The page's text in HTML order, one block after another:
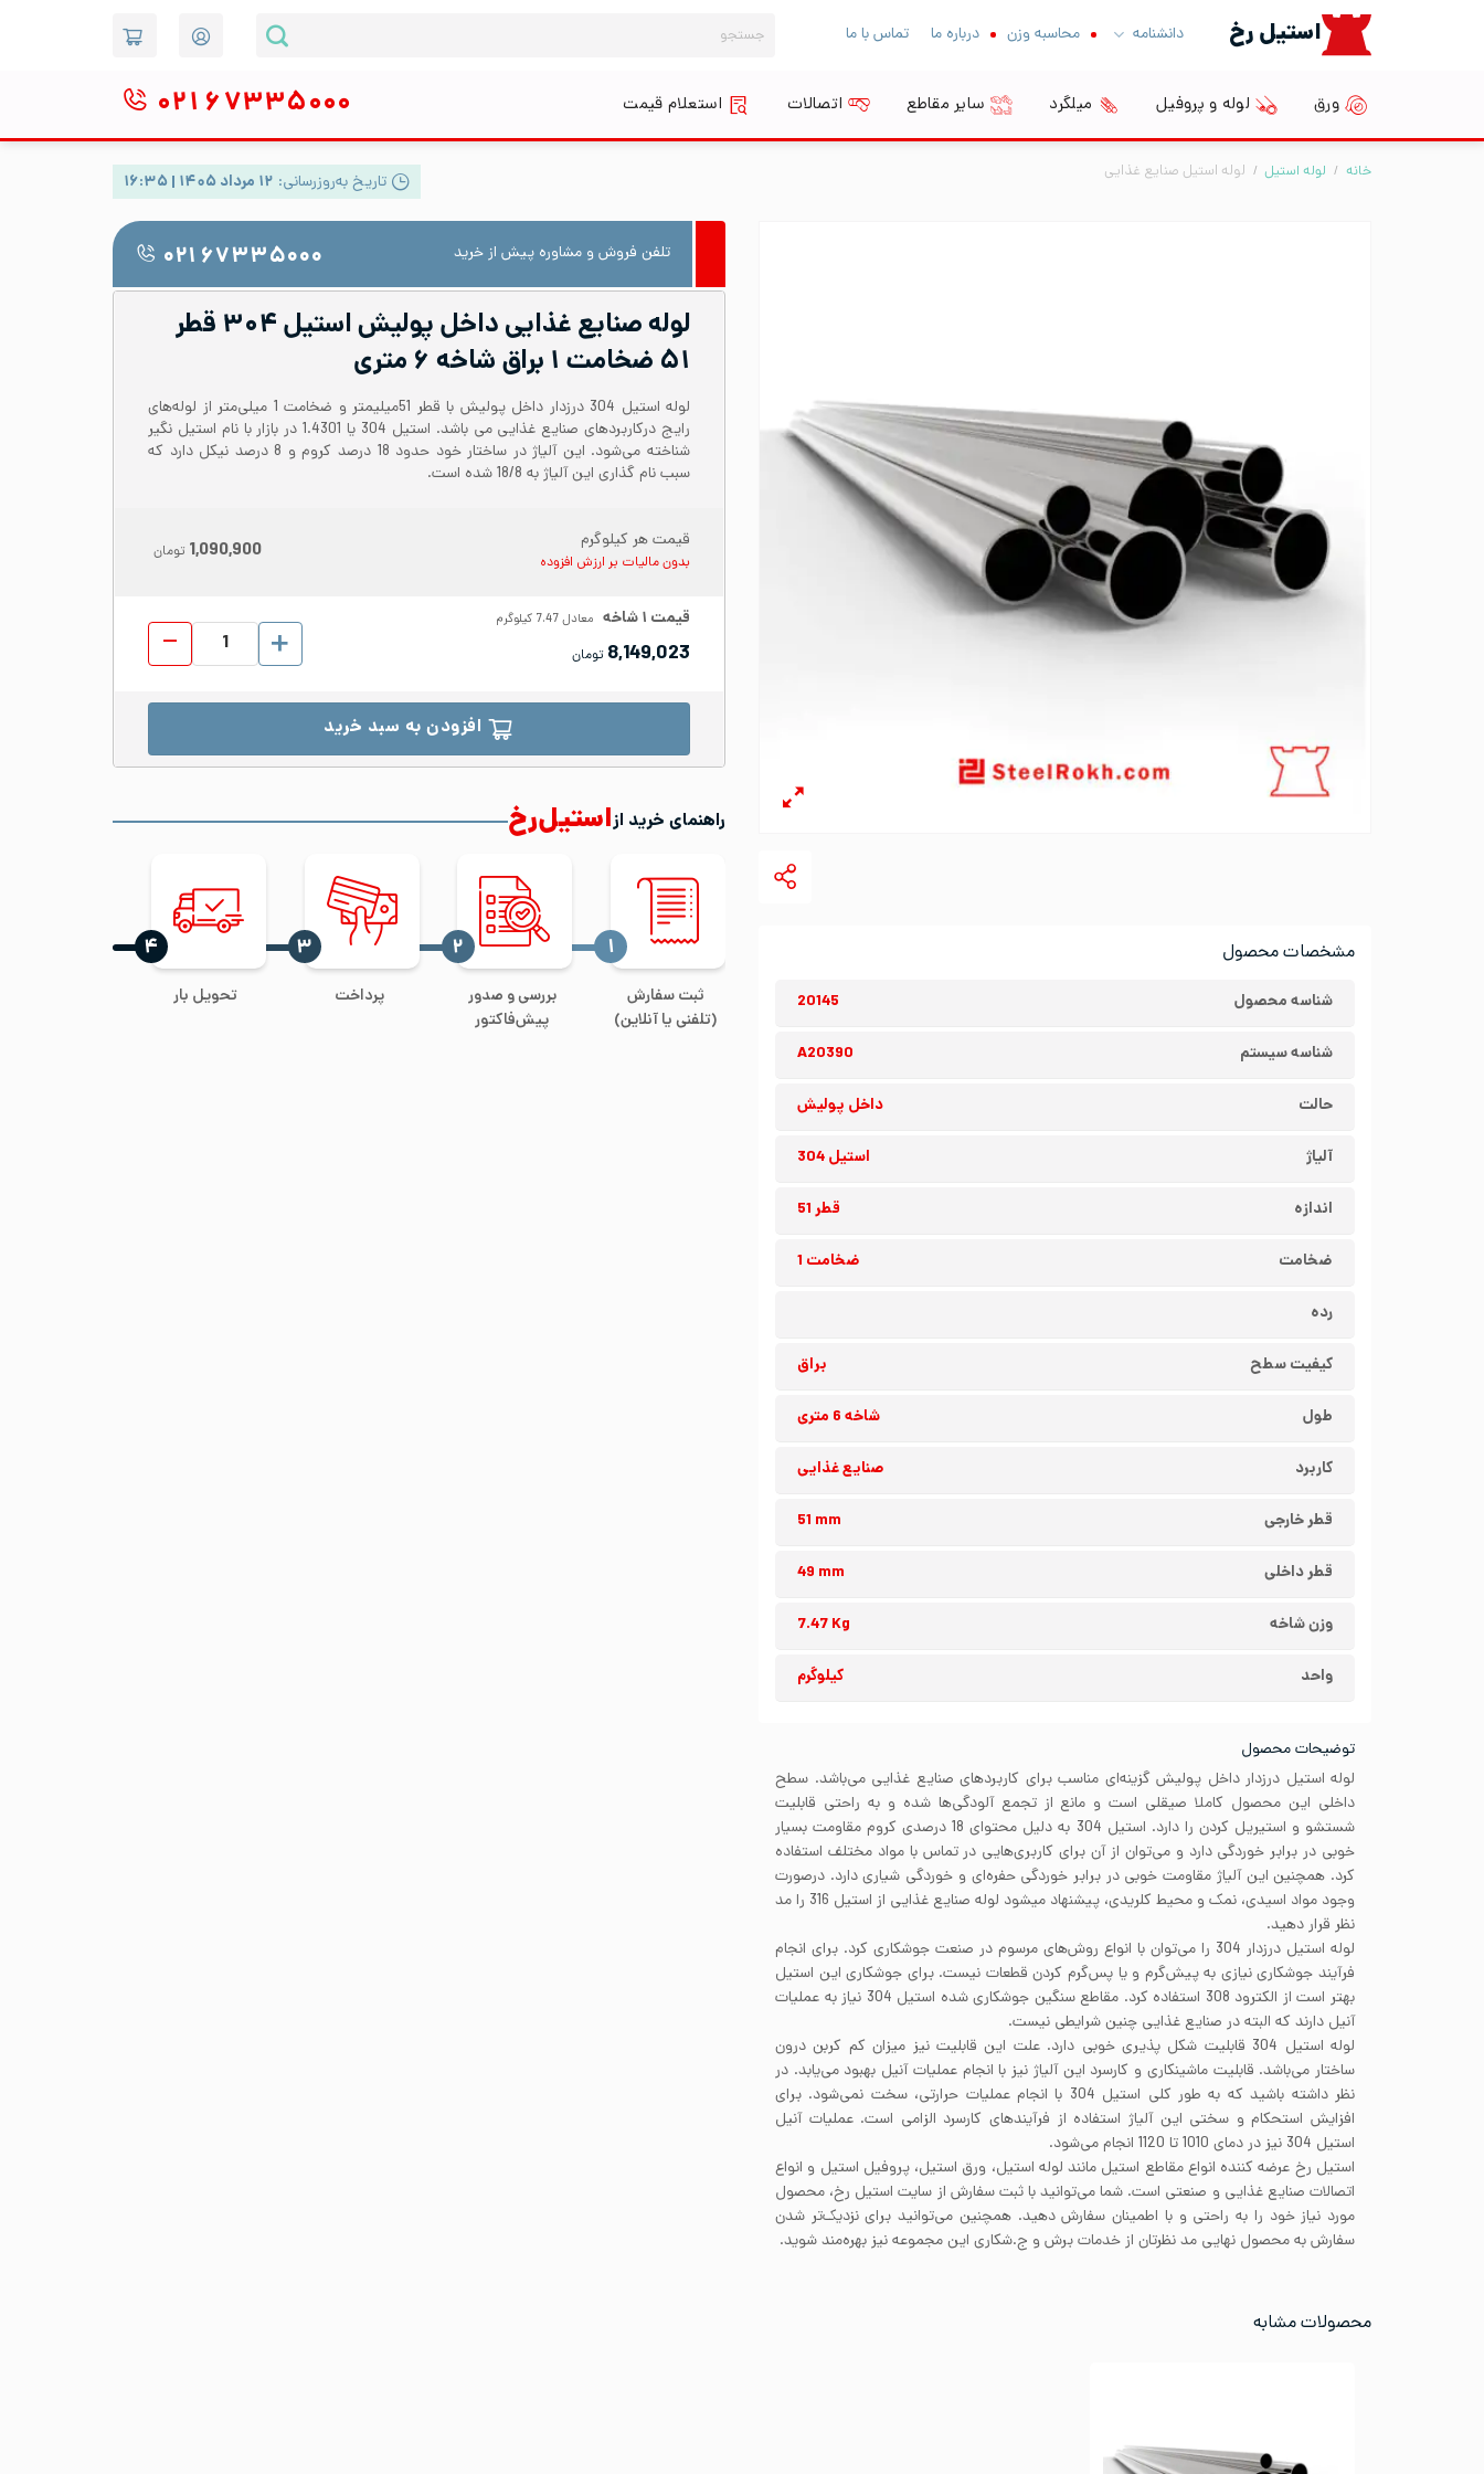
استیل رخ دانشنامه محاسبه وزن درباره ما تماس با ما
برای:
ورق لوله و پروفیل میلگرد سایر مقاطع اتصالات استعلام قیمت ۰۲۱ ۶۷۳۳۵۰۰۰
خانه / لوله استیل / لوله استیل صنایع غذایی تاریخ به‌روزرسانی: ۱۲ مرداد ۱۴۰۵ | ۱۶:۳۵
مشخصات محصول
شناسه محصول 20145
شناسه سیستم A20390
حالت داخل پولیش
آلیاژ استیل 304
اندازه قطر 51
ضخامت ضخامت 1
رده
کیفیت سطح براق
طول شاخه 6 متری
کاربرد صنایع غذایی
قطر خارجی 51 mm
قطر داخلی 49 mm
وزن شاخه 7.47 Kg
واحد کیلوگرم
توضیحات محصول
لوله استیل درزدار داخل پولیش گزینه‌ای مناسب برای کاربردهای صنایع غذایی می‌باشد. سطح
داخلی این محصول کاملا صیقلی است و مانع از تجمع آلودگی‌ها شده و به راحتی قابلیت
شستشو و استیریل کردن را دارد. استیل 304 به دلیل محتوای 18 درصدی کروم مقاومت بسیار
خوبی در برابر خوردگی دارد و می‌توان از آن برای کاربری‌هایی در تماس با مواد مختلف استفاده
کرد. همچنین این آلیاژ مقاومت خوبی در برابر خوردگی حفره‌ای و خوردگی شیاری دارد. درصورت
وجود مواد اسیدی، نمک و محیط کلریدی، پیشنهاد میشود لوله صنایع غذایی از استیل 316 را مد
نظر قرار دهید.
لوله استیل درزدار 304 را می‌توان با انواع روش‌های مرسوم در صنعت جوشکاری کرد. برای انجام
فرآیند جوشکاری نیازی به پیش‌گرم و یا پس‌گرم کردن قطعات نیست. برای جوشکاری این استیل
بهتر است از الکترود 308 استفاده کرد. مقاطع سنگین جوشکاری شده استیل 304 نیاز به عملیات
آنیل دارند که البته در صنایع غذایی چنین شرایطی نیست.
لوله استیل 304 قابلیت شکل پذیری خوبی دارد. علت این قابلیت نیز میزان کم کربن درون
ساختار می‌باشد. قابلیت ماشینکاری و کارسرد این آلیاژ نیز با انجام عملیات آنیل بهبود می‌یابد. در
نظر داشته باشید که به طور کلی استیل 304 با انجام عملیات حرارتی، سخت نمی‌شود. برای
افزایش استحکام و سختی این آلیاژ استفاده از فرآیندهای کارسرد الزامی است. عملیات آنیل
استیل 304 نیز در دمای 1010 تا 1120 انجام می‌شود.
استیل رخ عرضه کننده انواع مقاطع استیل مانند لوله استیل، ورق استیل، پروفیل استیل و انواع
اتصالات صنایع غذایی و صنعتی است. شما می‌توانید با ثبت سفارش از سایت استیل رخ، محصول
مورد نیاز خود را به راحتی و با اطمینان سفارش دهید. همچنین می‌توانید برای نزدیک‌تر شدن
سفارش به محصول نهایی مد نظرتان از خدمات برش و ج.شکاری این مجموعه نیز بهره‌مند شوید.
محصولات مشابه
تلفن فروش و مشاوره پیش از خرید ۰۲۱ ۶۷۳۳۵۰۰۰
لوله صنایع غذایی داخل پولیش استیل ۳۰۴ قطر
۵۱ ضخامت ۱ براق شاخه ۶ متری
لوله استیل 304 درزدار داخل پولیش با قطر 51میلیمتر و ضخامت 1 میلی‌متر از لوله‌های
رایج درکاربردهای صنایع غذایی می باشد. استیل 304 یا 1.4301 در بازار با نام استیل نگیر
شناخته می‌شود. این آلیاژ در ساختار خود حدود 18 درصد کروم و 8 درصد نیکل دارد که
سبب نام گذاری این آلیاژ به 18/8 شده است.
قیمت هر کیلوگرم
بدون مالیات بر ارزش افزوده 1,090,900 تومان
قیمت ۱شاخه معادل7.47 کیلوگرم
8,149,023 تومان
لوله صنایع غذایی داخل پولیش استیل 304
افزودن به سبد خرید
راهنمای خرید ازاستیل‌رخ
ثبت سفارش
(تلفنی یا آنلاین)
‍۱
بررسی و صدور
پیش‌فاکتور
‍۲
پرداخت
‍۳
تحویل بار
‍۴